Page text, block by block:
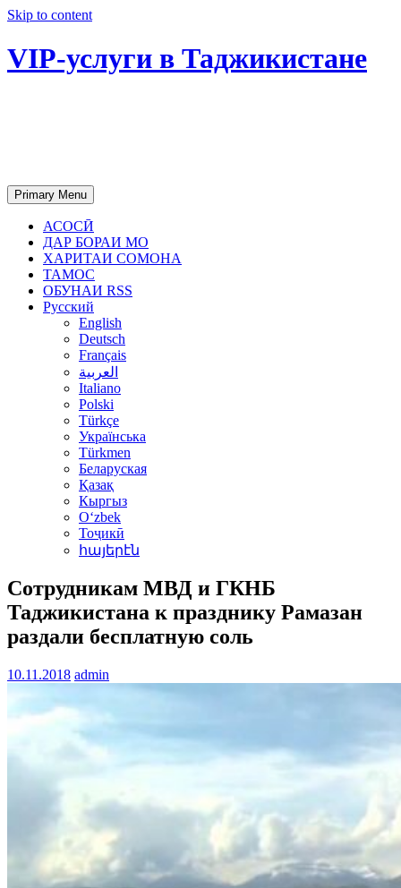
Skip to content
VIP-услуги в Таджикистане
Primary Menu
АСОСӢ
ДАР БОРАИ МО
ХАРИТАИ СОМОНА
ТАМОС
ОБУНАИ RSS
Русский
English
Deutsch
Français
العربية
Italiano
Polski
Türkçe
Українська
Türkmen
Беларуская
Қазақ
Кыргыз
Oʻzbek
Тоҷикӣ
հայերէն
Сотрудникам МВД и ГКНБ
Таджикистана к празднику Рамазан
раздали бесплатную соль
10.11.2018 admin